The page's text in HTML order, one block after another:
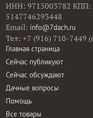
ИНН: 9715003782 КПП:
5147746293448
Email: info@7dach.ru
Тел: +7 (916) 710-7449
Главная страница
Сейчас публикуют
Сейчас обсуждают
Дачные вопросы
Помощь
Все товары